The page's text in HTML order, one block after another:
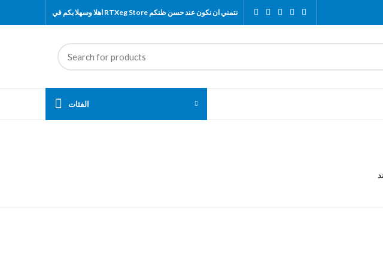
اهلا وسهلا بكم في RTXeg Store نتمني ان نكون عند حسن ظنكم
الفئات